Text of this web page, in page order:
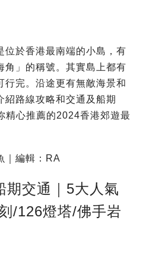
位於香港最南端的小島，有
角」的稱號。其實島上都有
行完。沿途更有無敵海景和
紹路線攻略和交通及船期
精心推薦的2024香港郊遊最
｜編輯：RA
期交通｜5大人氣
/126燈塔/佛手岩